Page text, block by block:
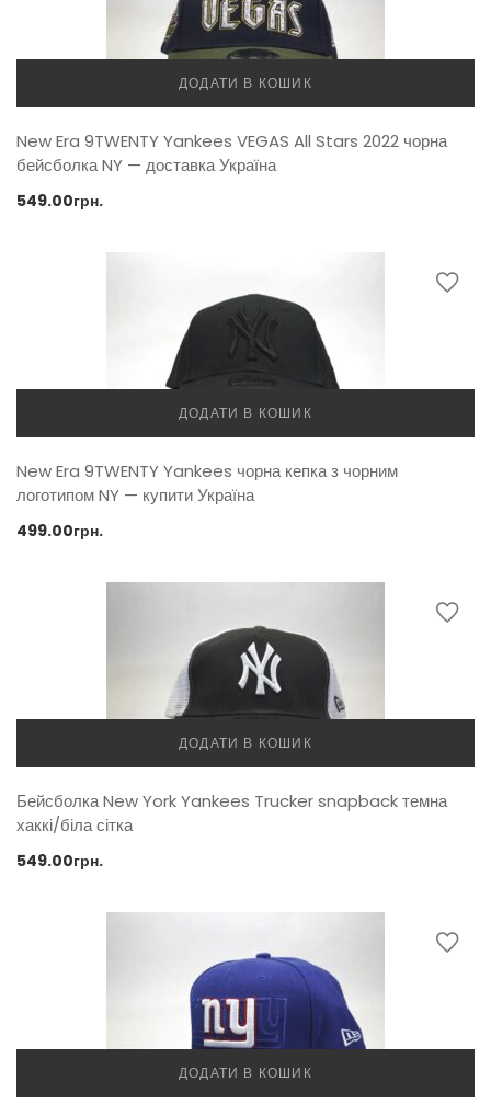
ДОДАТИ В КОШИК
New Era 9TWENTY Yankees VEGAS All Stars 2022 чорна
бейсболка NY — доставка Україна
549.00грн.
ДОДАТИ В КОШИК
New Era 9TWENTY Yankees чорна кепка з чорним
логотипом NY — купити Україна
499.00грн.
ДОДАТИ В КОШИК
Бейсболка New York Yankees Trucker snapback темна
хаккі/біла сітка
549.00грн.
ДОДАТИ В КОШИК